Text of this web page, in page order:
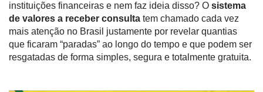
instituições financeiras e nem faz ideia disso? O sistema
de valores a receber consulta tem chamado cada vez
mais atenção no Brasil justamente por revelar quantias
que ficaram “paradas” ao longo do tempo e que podem ser
resgatadas de forma simples, segura e totalmente gratuita.